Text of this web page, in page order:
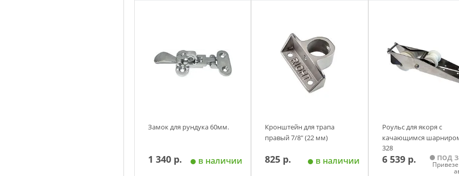
Замок для рундука 60мм.
1 340 р. в наличии
Кронштейн для трапа
правый 7/8" (22 мм)
825 р. в наличии
Роульс для якоря с
качающимся
328
6 539 р. под